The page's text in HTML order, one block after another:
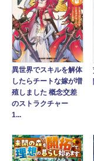
異世界でスキルを解体
したらチートな嫁が増
殖しました 概念交差
のストラクチャー
1...